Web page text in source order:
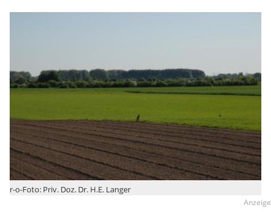
r-o-Foto: Priv. Doz. Dr. H.E. Langer